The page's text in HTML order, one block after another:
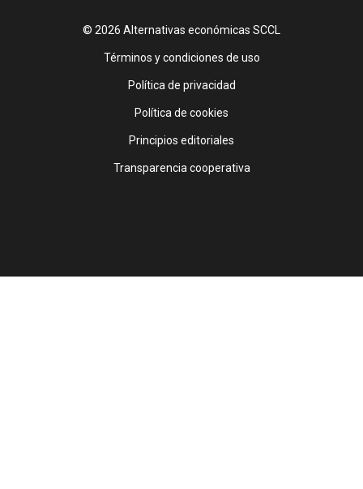
© 2026 Alternativas económicas SCCL
Footer
Términos y condiciones de uso
Política de privacidad
Política de cookies
Principios editoriales
Transparencia cooperativa